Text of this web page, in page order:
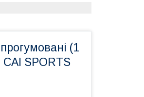
(1
SPORTS